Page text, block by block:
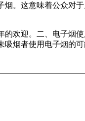
。这意味着公众对
欢迎。二、电子烟
烟者使用电子烟的